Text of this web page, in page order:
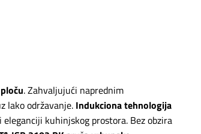
. Zahvaljujući naprednim
lako održavanje. Indukciona tehnologija
eleganciji kuhinjskog prostora. Bez obzira